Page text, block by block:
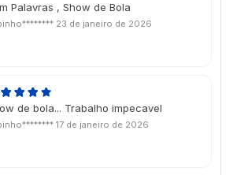
Palavras , Show de Bola
23 de janeiro de 2026
de bola... Trabalho impecavel
17 de janeiro de 2026